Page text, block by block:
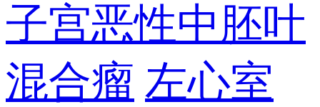
子宫恶性中胚叶
混合瘤 左心室